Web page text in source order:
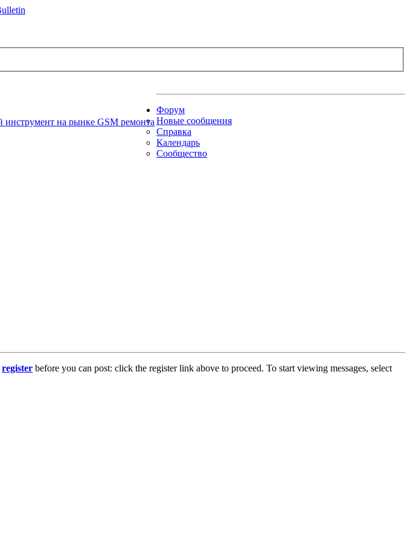
Форум
Новые сообщения
Справка
Календарь
Сообщество
register before you can post: click the register link above to proceed. To start viewing messages, select